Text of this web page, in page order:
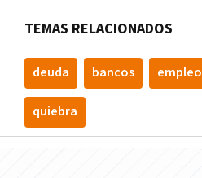
TEMAS RELACIONADOS
deuda bancos empleo
quiebra